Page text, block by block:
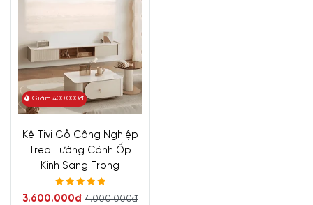
Giảm 400.000đ
Kệ Tivi Gỗ Công Nghiệp
Treo Tường Cánh Ốp
Kính Sang Trọng
3.600.000đ 4.000.000đ